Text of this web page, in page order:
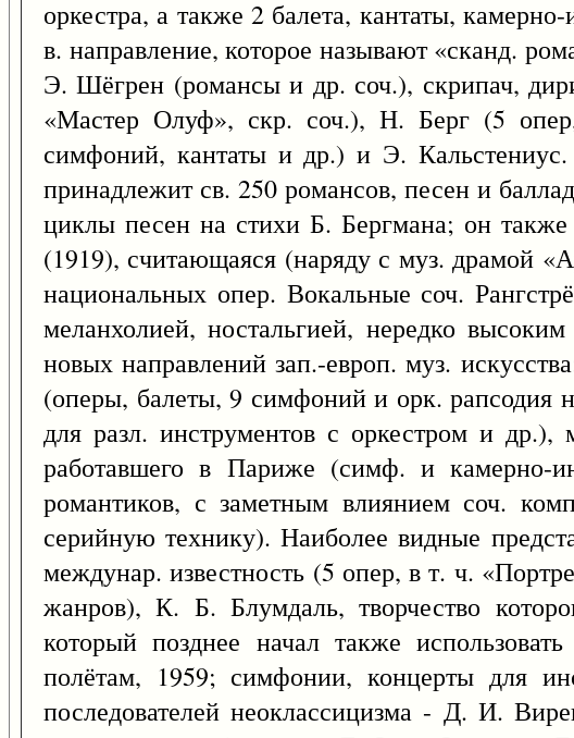
оркестра, а также 2 балета, кантаты,
в. направление, которое называют «сканд.
Э. Шёгрен (романсы и др. соч.), скрипач,
«Мастер Олуф», скр. соч.), Н. Берг (5
симфоний, кантаты и др.) и Э.
принадлежит св. 250 романсов, песен и
циклы песен на стихи Б. Бергмана; он также
(1919), считающаяся (наряду с муз. драмой
национальных опер. Вокальные соч.
меланхолией, ностальгией, нередко
новых направлений зап.-европ. муз.
(оперы, балеты, 9 симфоний и орк. рапсодия
для разл. инструментов с оркестром и
работавшего в Париже (симф. и камерно-
романтиков, с заметным влиянием соч.
серийную технику). Наиболее видные
междунар. известность (5 опер, в т. ч.
жанров), К. Б. Блумдаль, творчество
который позднее начал также
полётам, 1959; симфонии, концерты для
последователей неоклассицизма - Д. И.